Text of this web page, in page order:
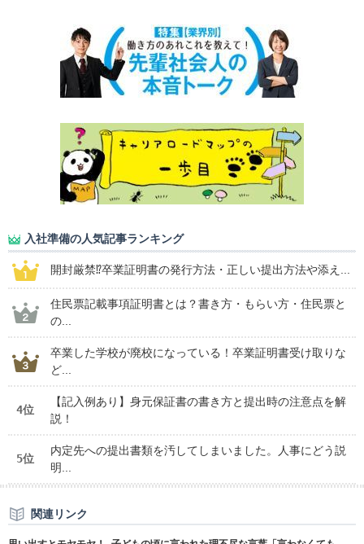
入社準備の人気記事ランキング
開封厳禁⁉卒業証明書の発行方法・正しい提出方法や添え...
住民票記載事項証明書とは？書き方・もらい方・住民票と
の...
卒業した学校が廃校になっている！卒業証明書受け取りな
ど...
4位
【記入例あり】身元保証書の書き方と提出時の注意点を解
説！
5位
内定先への提出書類を汚してしまいました。人事にどう説
明...
関連リンク